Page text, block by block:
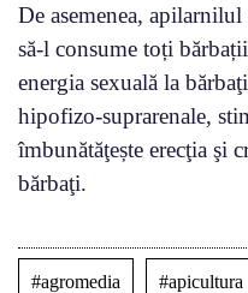
De asemenea,
să-l consume toți
energia sexuală la
hipofizo-suprarenale,
îmbunătăţește erecţia şi
bărbaţi.
#agromedia #apicultura